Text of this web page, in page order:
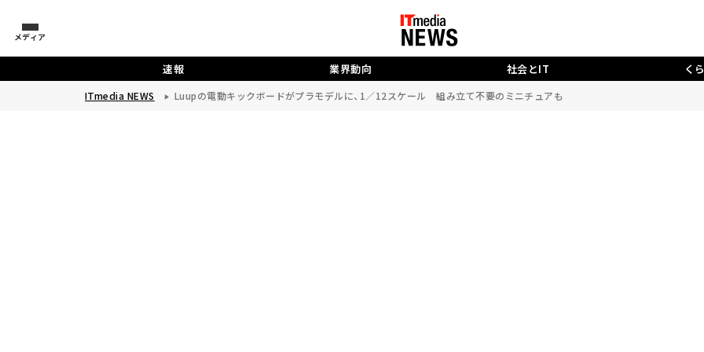
メディア
速報 業界動向 社会とIT く
ITmedia NEWS Luupの電動キックボードがプラモデルに、1／12スケール 組み立て不要のミニチュアも